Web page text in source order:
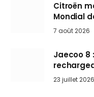
Citroën
Mondial
Mini
7 août 2026
Jaecoo 8
arrive en
23 juillet 2026